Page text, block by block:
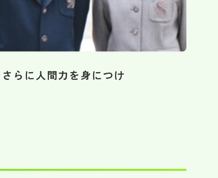
らに人間力を身につけ